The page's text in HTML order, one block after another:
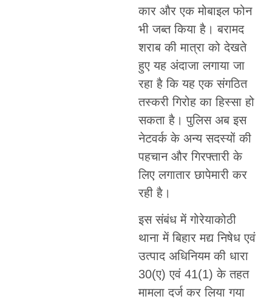
कार और एक मोबाइल फोन
भी जब्त किया है। बरामद
शराब की मात्रा को देखते
हुए यह अंदाजा लगाया जा
रहा है कि यह एक संगठित
तस्करी गिरोह का हिस्सा हो
सकता है। पुलिस अब इस
नेटवर्क के अन्य सदस्यों की
पहचान और गिरफ्तारी के
लिए लगातार छापेमारी कर
रही है।
इस संबंध में गोरेयाकोठी
थाना में बिहार मद्य निषेध एवं
उत्पाद अधिनियम की धारा
30(ए) एवं 41(1) के तहत
मामला दर्ज कर लिया गया